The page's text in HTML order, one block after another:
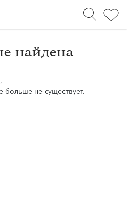
найдена
больше не существует.